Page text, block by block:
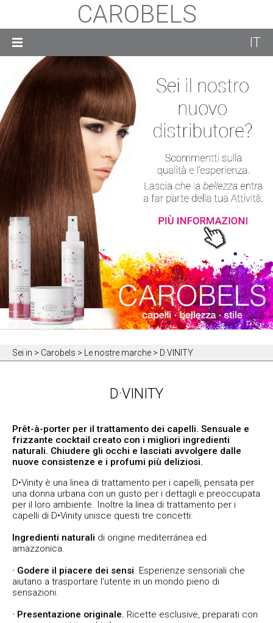
CAROBELS
IT
Sei in > Carobels > Le nostre marche > D·VINITY
D·VINITY
Prêt-à-porter per il trattamento dei capelli. Sensuale e
frizzante cocktail creato con i migliori ingredienti
naturali. Chiudere gli occhi e lasciati avvolgere dalle
nuove consistenze e i profumi più deliziosi.
D•Vinity è una linea di trattamento per i capelli, pensata per
una donna urbana con un gusto per i dettagli e preoccupata
per il loro ambiente. Inoltre la linea di trattamento per i
capelli di D•Vinity unisce questi tre concetti:
Ingredienti naturali di origine mediterránea ed
amazzonica.
· Godere il piacere dei sensi. Esperienze sensoriali che
aiutano a trasportare l'utente in un mondo pieno di
sensazioni.
· Presentazione originale. Ricette esclusive, preparati con